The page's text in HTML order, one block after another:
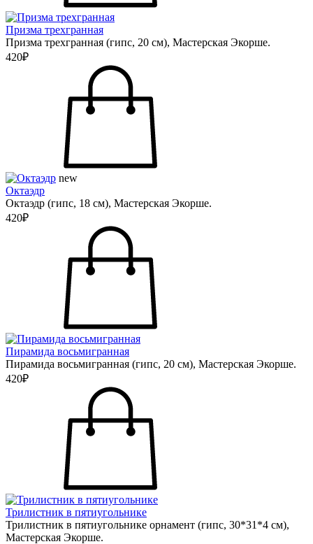
Призма трехгранная
Призма трехгранная (гипс, 20 см), Мастерская Экорше.
420₽
new
Октаэдр
Октаэдр (гипс, 18 см), Мастерская Экорше.
420₽
Пирамида восьмигранная
Пирамида восьмигранная (гипс, 20 см), Мастерская Экорше.
420₽
Трилистник в пятиугольнике
Трилистник в пятиугольнике орнамент (гипс, 30*31*4 см),
Мастерская Экорше.